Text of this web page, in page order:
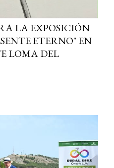
LA EXPOSICIÓN
ETERNO" EN
LOMA DEL